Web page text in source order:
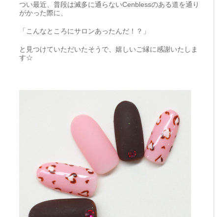
つい最近、普段は滅多に通らないCenblessのある道を通り
がかった際に、
「こんなところにサロンあったんだ！？」
と見つけていただいたそうで、嬉しいご縁に感謝いたしま
す☆